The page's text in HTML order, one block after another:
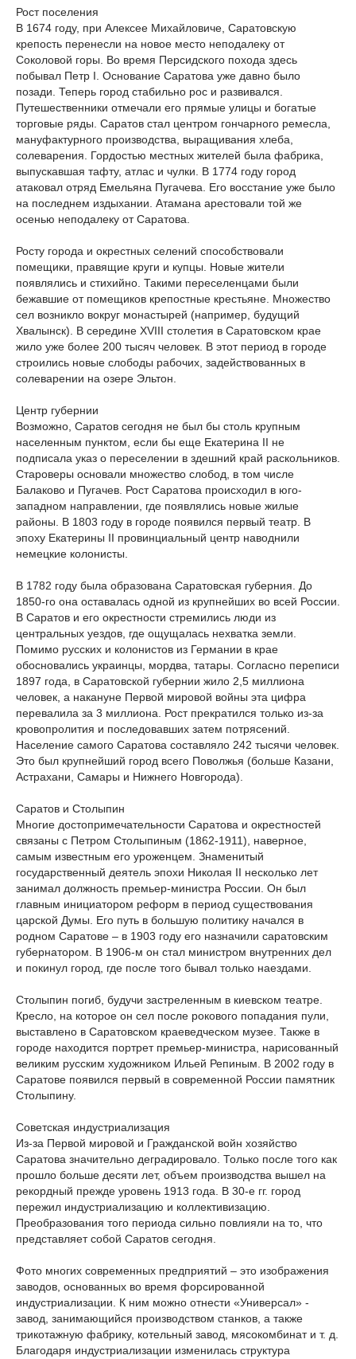
Рост поселения
В 1674 году, при Алексее Михайловиче, Саратовскую
крепость перенесли на новое место неподалеку от
Соколовой горы. Во время Персидского похода здесь
побывал Петр I. Основание Саратова уже давно было
позади. Теперь город стабильно рос и развивался.
Путешественники отмечали его прямые улицы и богатые
торговые ряды. Саратов стал центром гончарного ремесла,
мануфактурного производства, выращивания хлеба,
солеварения. Гордостью местных жителей была фабрика,
выпускавшая тафту, атлас и чулки. В 1774 году город
атаковал отряд Емельяна Пугачева. Его восстание уже было
на последнем издыхании. Атамана арестовали той же
осенью неподалеку от Саратова.
Росту города и окрестных селений способствовали
помещики, правящие круги и купцы. Новые жители
появлялись и стихийно. Такими переселенцами были
бежавшие от помещиков крепостные крестьяне. Множество
сел возникло вокруг монастырей (например, будущий
Хвалынск). В середине XVIII столетия в Саратовском крае
жило уже более 200 тысяч человек. В этот период в городе
строились новые слободы рабочих, задействованных в
солеварении на озере Эльтон.
Центр губернии
Возможно, Саратов сегодня не был бы столь крупным
населенным пунктом, если бы еще Екатерина II не
подписала указ о переселении в здешний край раскольников.
Староверы основали множество слобод, в том числе
Балаково и Пугачев. Рост Саратова происходил в юго-
западном направлении, где появлялись новые жилые
районы. В 1803 году в городе появился первый театр. В
эпоху Екатерины II провинциальный центр наводнили
немецкие колонисты.
В 1782 году была образована Саратовская губерния. До
1850-го она оставалась одной из крупнейших во всей России.
В Саратов и его окрестности стремились люди из
центральных уездов, где ощущалась нехватка земли.
Помимо русских и колонистов из Германии в крае
обосновались украинцы, мордва, татары. Согласно переписи
1897 года, в Саратовской губернии жило 2,5 миллиона
человек, а накануне Первой мировой войны эта цифра
перевалила за 3 миллиона. Рост прекратился только из-за
кровопролития и последовавших затем потрясений.
Население самого Саратова составляло 242 тысячи человек.
Это был крупнейший город всего Поволжья (больше Казани,
Астрахани, Самары и Нижнего Новгорода).
Саратов и Столыпин
Многие достопримечательности Саратова и окрестностей
связаны с Петром Столыпиным (1862-1911), наверное,
самым известным его уроженцем. Знаменитый
государственный деятель эпохи Николая II несколько лет
занимал должность премьер-министра России. Он был
главным инициатором реформ в период существования
царской Думы. Его путь в большую политику начался в
родном Саратове – в 1903 году его назначили саратовским
губернатором. В 1906-м он стал министром внутренних дел
и покинул город, где после того бывал только наездами.
Столыпин погиб, будучи застреленным в киевском театре.
Кресло, на которое он сел после рокового попадания пули,
выставлено в Саратовском краеведческом музее. Также в
городе находится портрет премьер-министра, нарисованный
великим русским художником Ильей Репиным. В 2002 году в
Саратове появился первый в современной России памятник
Столыпину.
Советская индустриализация
Из-за Первой мировой и Гражданской войн хозяйство
Саратова значительно деградировало. Только после того как
прошло больше десяти лет, объем производства вышел на
рекордный прежде уровень 1913 года. В 30-е гг. город
пережил индустриализацию и коллективизацию.
Преобразования того периода сильно повлияли на то, что
представляет собой Саратов сегодня.
Фото многих современных предприятий – это изображения
заводов, основанных во время форсированной
индустриализации. К ним можно отнести «Универсал» -
завод, занимающийся производством станков, а также
трикотажную фабрику, котельный завод, мясокомбинат и т. д.
Благодаря индустриализации изменилась структура